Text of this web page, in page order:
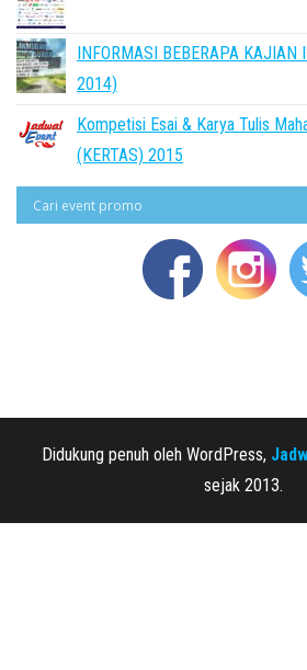
INFORMASI BEBERAPA
2014)
Kompetisi Esai & Karya Tulis
(KERTAS) 2015
Didukung penuh oleh WordPress,
sejak 2013.